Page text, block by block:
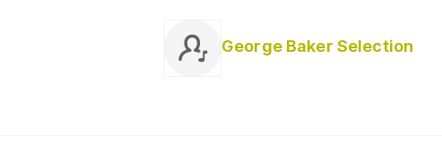
George Baker Selection